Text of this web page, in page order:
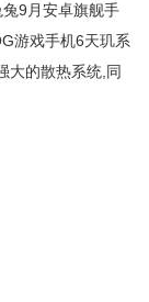
9月安卓旗舰手
游戏手机6天玑系
大的散热系统,同